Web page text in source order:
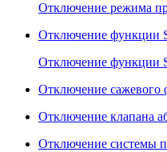
Отключение режима
Отключение функции
Отключение функции
Отключение сажевого
Отключение клапана
Отключение системы